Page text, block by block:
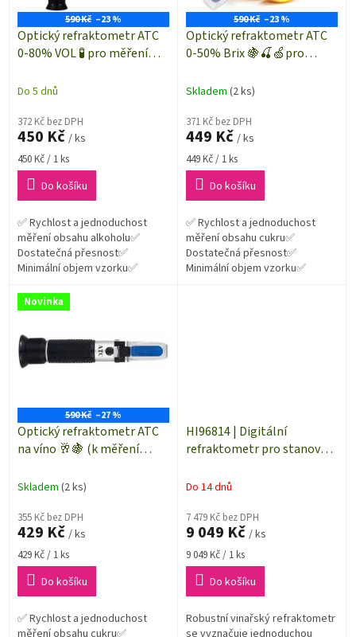
590 Kč –23 %
Optický refraktometr ATC
0-80% VOL 🧪 pro měření
pálenkách ⚗️
Do 5 dnů
372 Kč bez DPH
450 Kč / ks
Měrná
cena:
450 Kč / 1 ks
Do košíku
✅ Rychlost a jednoduchost
měření obsahu alkoholu✅
Dostatečná přesnost✅
Minimální objem vzorku✅
590 Kč –23 %
Optický refraktometr ATC
0-50% Brix 🍇🍒🍏pro
ovocných koncentrátech 🍐
Skladem (2 ks)
371 Kč bez DPH
449 Kč / ks
Měrná
cena:
449 Kč / 1 ks
Do košíku
✅ Rychlost a jednoduchost
měření obsahu cukru✅
Dostatečná přesnost✅
Minimální objem vzorku✅
Novinka
590 Kč –27 %
Optický refraktometr ATC
na víno 🥂🍇 (k měření
roztoku vína 🥂, piva 🍺 či
Skladem (2 ks)
355 Kč bez DPH
429 Kč / ks
Měrná
cena:
429 Kč / 1 ks
Do košíku
✅ Rychlost a jednoduchost
měření obsahu cukru✅
HI96814 | Digitální
refraktometr pro stanovení
°Oechsle a °KMW
Do 14 dnů
7 479 Kč bez DPH
9 049 Kč / ks
Měrná
cena:
9 049 Kč / 1 ks
Do košíku
Robustní vinařský refraktometr
se vyznačuje jednoduchou